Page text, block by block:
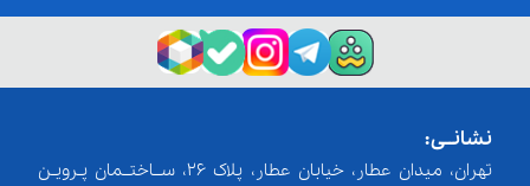
نشانــی:
تهران، میدان عطار، خیابان عطار، پلاک 26، ســاختــمان پـرویـن